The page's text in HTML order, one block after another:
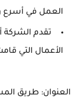
العمل في
تقدم الشركة
الأعمال التي
العنوان: طريق